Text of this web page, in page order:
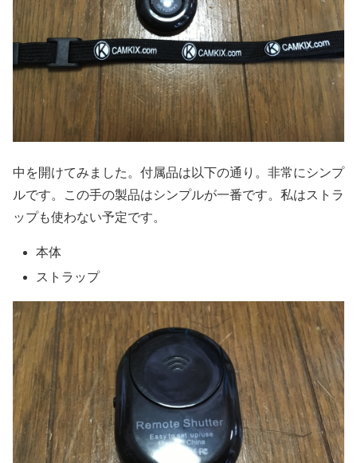
中を開けてみました。付属品は以下の通り。非常にシンプ
ルです。この手の製品はシンプルが一番です。私はストラ
ップも使わない予定です。
本体
ストラップ